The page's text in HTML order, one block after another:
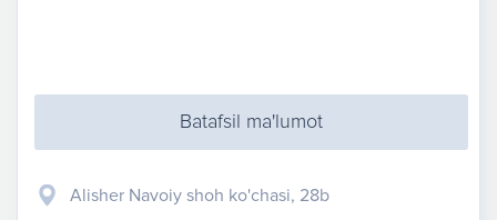
Batafsil ma'lumot
Alisher Navoiy shoh ko'chasi, 28b